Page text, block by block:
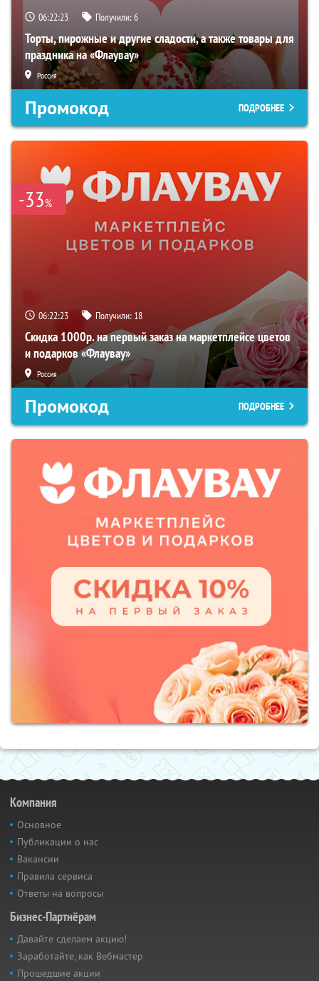
06:22:22 Получили:6
Торты, пирожные и другие сладости, а также товары для
праздника на «Флаувау»
Россия
Промокод ПОДРОБНЕЕ
-33%
06:22:22 Получили: 18
Скидка 1000р. на первый заказ на маркетплейсе цветов
и подарков «Флаувау»
Россия
Промокод ПОДРОБНЕЕ
Компания
Основное
Публикации о нас
Вакансии
Правила сервиса
Ответы на вопросы
Бизнес-Партнёрам
Давайте сделаем акцию!
Заработайте, как Вебмастер
Прошедшие акции